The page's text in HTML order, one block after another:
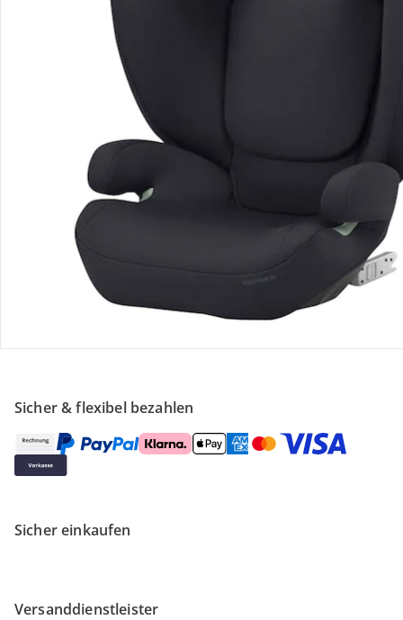
Retoure & Reklamation
Gutscheine & Aktionen
Kontakt & Service
Filialen & Beratung
Sicher & flexibel bezahlen
Sicher einkaufen
Versanddienstleister